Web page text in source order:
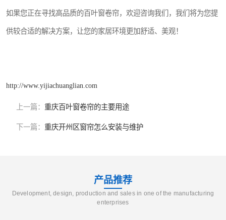
如果您正在寻找高品质的百叶窗卷帘，欢迎咨询我们，我们将为您提
供较合适的解决方案，让您的家居环境更加舒适、美观！
http://www.yijiachuanglian.com
上一篇： 重庆百叶窗卷帘的主要用途
下一篇： 重庆开州区窗帘怎么安装与维护
产品推荐
Development, design, production and sales in one of the manufacturing
enterprises